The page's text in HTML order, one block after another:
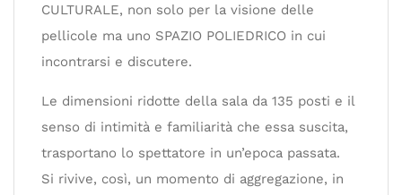
CULTURALE, non solo per la visione delle
pellicole ma uno SPAZIO POLIEDRICO in cui
incontrarsi e discutere.
Le dimensioni ridotte della sala da 135 posti e il
senso di intimità e familiarità che essa suscita,
trasportano lo spettatore in un’epoca passata.
Si rivive, così, un momento di aggregazione, in